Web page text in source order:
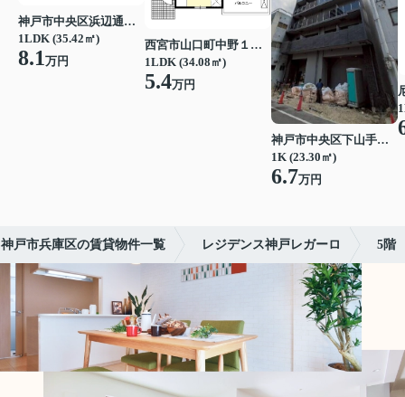
神戸市中央区浜辺通３丁目
1LDK (35.42㎡)
8.1万円
西宮市山口町中野１丁目
1LDK (34.08㎡)
5.4万円
神戸市中央区下山手通７丁目
1K (23.30㎡)
6.7万円
神戸市兵庫区の賃貸物件一覧 レジデンス神戸レガーロ 5階